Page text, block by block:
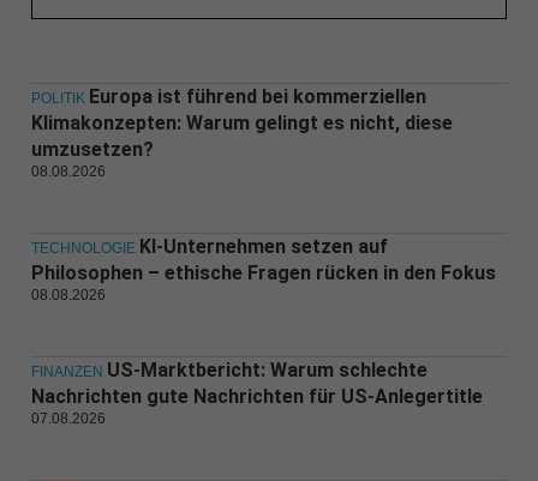
POLITIK Europa ist führend bei kommerziellen
Klimakonzepten: Warum gelingt es nicht, diese
umzusetzen?
08.08.2026
TECHNOLOGIE KI-Unternehmen setzen auf
Philosophen – ethische Fragen rücken in den Fokus
08.08.2026
FINANZEN US-Marktbericht: Warum schlechte
Nachrichten gute Nachrichten für US-Anlegertitle
07.08.2026